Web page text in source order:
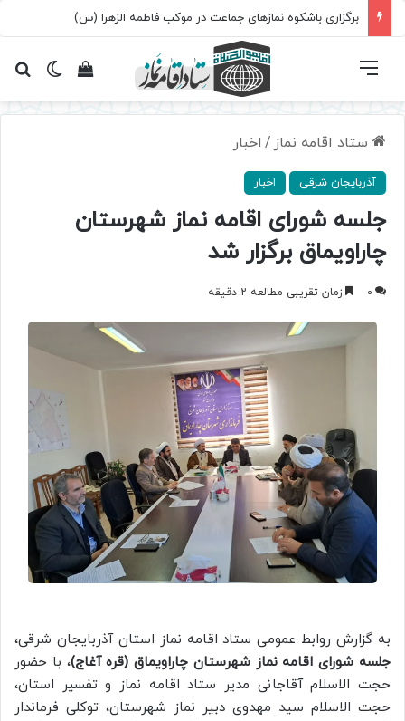
برگزاری باشکوه نمازهای جماعت در موکب فاطمه الزهرا (س)
تغییرمشاهده فهرست
ستاد اقامه نماز / اخبار
آذربایجان شرقی اخبار
جلسه شورای اقامه نماز شهرستان
چاراویماق برگزار شد
0 زمان تقریبی مطالعه 2 دقیقه
به گزارش روابط عمومی ستاد اقامه نماز استان آذربایجان شرقی،
جلسه شورای اقامه نماز شهرستان چاراویماق (قره آغاج)، با حضور
حجت الاسلام آقاجانی مدیر ستاد اقامه نماز و تفسیر استان،
حجت الاسلام سید مهدوی دبیر نماز شهرستان، توکلی فرماندار